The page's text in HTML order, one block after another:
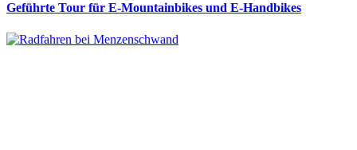
Geführte Tour für E-Mountainbikes und E-Handbikes